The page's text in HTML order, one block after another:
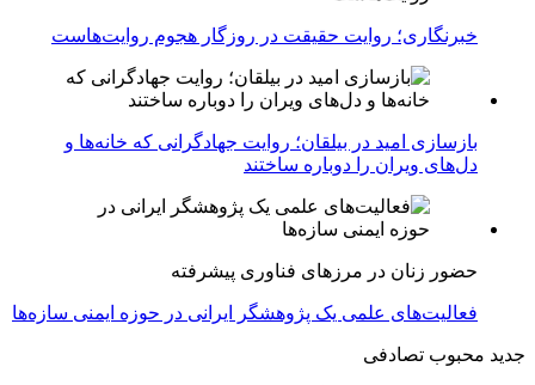
خبرنگاری؛ روایت حقیقت در روزگار هجوم روایت‌هاست
بازسازی امید در بیلقان؛ روایت جهادگرانی که خانه‌ها و
دل‌های ویران را دوباره ساختند
حضور زنان در مرزهای فناوری پیشرفته
فعالیت‌های علمی یک پژوهشگر ایرانی در حوزه ایمنی سازه‌ها
جدید محبوب تصادفی